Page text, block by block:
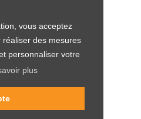
vous acceptez
réaliser des mesures
personnaliser votre
plus